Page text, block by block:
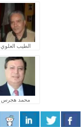
الطيب العلوي
محمد هجرس